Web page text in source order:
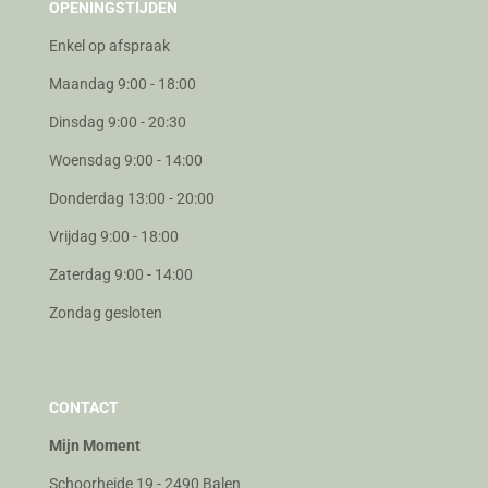
OPENINGSTIJDEN
Enkel op afspraak
Maandag 9:00 - 18:00
Dinsdag 9:00 - 20:30
Woensdag 9:00 - 14:00
Donderdag 13:00 - 20:00
Vrijdag 9:00 - 18:00
Zaterdag 9:00 - 14:00
Zondag gesloten
CONTACT
Mijn Moment
Schoorheide 19 - 2490 Balen